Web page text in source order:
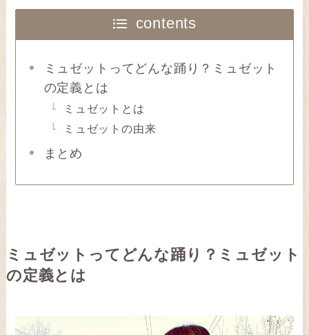
contents
ミュゼットってどんな踊り？ミュゼット
の定義とは
ミュゼットとは
ミュゼットの由来
まとめ
ミュゼットってどんな踊り？ミュゼット
の定義とは